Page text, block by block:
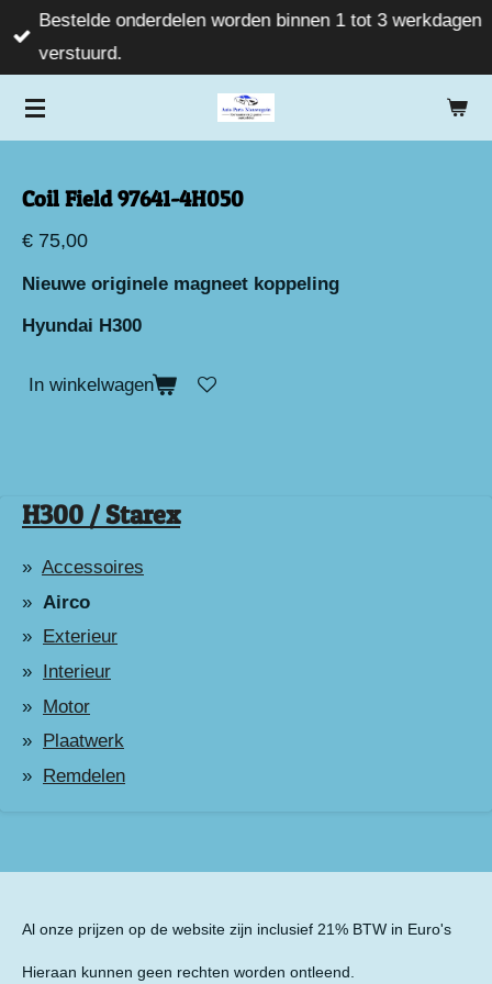
Ga
direct
de
Bestelde onderdelen worden binnen 1 tot 3 werkdagen
verstuurd.
Coil Field 97641-4H050
€ 75,00
Nieuwe originele magneet koppeling
Hyundai H300
In winkelwagen
H300 / Starex
Accessoires
Airco
Exterieur
Interieur
Motor
Plaatwerk
Remdelen
Al onze prijzen op de website zijn inclusief 21% BTW in Euro's
Hieraan kunnen geen rechten worden ontleend.